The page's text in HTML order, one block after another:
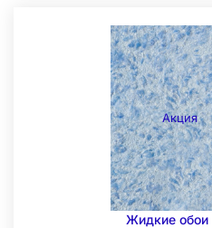
Складская
Акция
Жидкие обои